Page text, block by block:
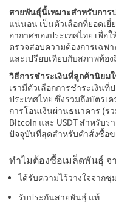
สายพันธุ์นี้เหมาะสำหรับการ
แน่นอน เป็นตัวเลือกที่ยอดเ
อากาศของประเทศไทย เพื่
ตรวจสอบความต้องการเฉ
และเปรียบเทียบกับสภาพท้อ
วิธีการชำระเงินที่ลูกค้านิยม
เรามีตัวเลือกการชำระเงิน
ประเทศไทย ซึ่งรวมถึงบัตรเ
การโอนเงินผ่านธนาคาร (ร
Bitcoin และ USDT สำหรับร
ปัจจุบันที่สุดสำหรับคำสั่งซื้อ
ทำไมต้องซื้อเมล็ดพันธุ์ จ
ได้รับความไว้วางใจจาก
รับประกันสายพันธุ์ แท้